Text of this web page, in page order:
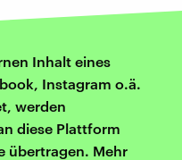
Inhalt eines
Instagram o.ä.
werden
diese Plattform
übertragen. Mehr